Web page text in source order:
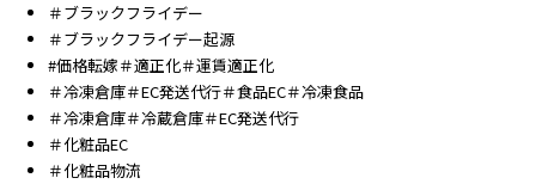
＃ブラックフライデー
＃ブラックフライデー起源
#価格転嫁＃適正化＃運賃適正化
＃冷凍倉庫＃EC発送代行＃食品EC＃冷凍食品
＃冷凍倉庫＃冷蔵倉庫＃EC発送代行
＃化粧品EC
＃化粧品物流